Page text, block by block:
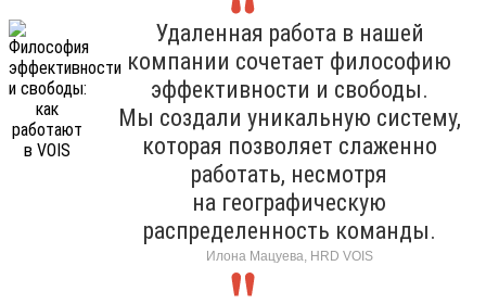
Удаленная работа в нашей
компании сочетает философию
эффективности и свободы.
Мы создали уникальную систему,
которая позволяет слаженно
работать, несмотря
на географическую
распределенность команды.
Илона Мацуева, HRD VOIS